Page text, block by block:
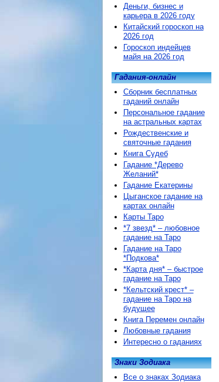
Деньги, бизнес и
карьера в 2026 году
Китайский гороскоп на
2026 год
Гороскоп индейцев
майя на 2026 год
Гадания-онлайн
Сборник бесплатных
гаданий онлайн
Персональное гадание
на астральных картах
Рождественские и
святочные гадания
Книга Судеб
Гадание *Дерево
Желаний*
Гадание Екатерины
Цыганское гадание на
картах онлайн
Карты Таро
*7 звезд* – любовное
гадание на Таро
Гадание на Таро
*Подкова*
*Карта дня* – быстрое
гадание на Таро
*Кельтский крест* –
гадание на Таро на
будущее
Книга Перемен онлайн
Любовные гадания
Интересно о гаданиях
Знаки Зодиака
Все о знаках Зодиака